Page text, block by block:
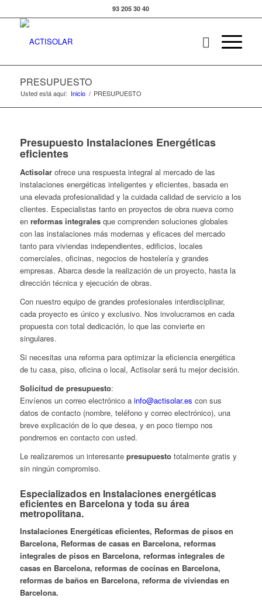
93 205 30 40
PRESUPUESTO
Usted está aquí: Inicio / PRESUPUESTO
Presupuesto Instalaciones Energéticas
eficientes
Actisolar ofrece una respuesta integral al mercado de las
instalaciones energéticas inteligentes y eficientes, basada en
una elevada profesionalidad y la cuidada calidad de servicio a los
clientes. Especialistas tanto en proyectos de obra nueva como
en reformas integralesque comprenden soluciones globales
con las instalaciones más modernas y eficaces del mercado
tanto para viviendas independientes, edificios, locales
comerciales, oficinas, negocios de hostelería y grandes
empresas. Abarca desde la realización de un proyecto, hasta la
dirección técnica y ejecución de obras.
Con nuestro equipo de grandes profesionales interdisciplinar,
cada proyecto es único y exclusivo. Nos involucramos en cada
propuesta con total dedicación, lo que las convierte en
singulares.
Si necesitas una reforma para optimizar la eficiencia energética
de tu casa, piso, oficina o local, Actisolar será tu mejor decisión.
Solicitud de presupuesto:
Envíenos un correo electrónico a info@actisolar.es con sus
datos de contacto (nombre, teléfono y correo electrónico), una
breve explicación de lo que desea, y en poco tiempo nos
pondremos en contacto con usted.
Le realizaremos un interesante presupuestototalmente gratis y
sin ningún compromiso.
Especializados en Instalaciones energéticas
eficientes en Barcelona y toda su área
metropolitana.
Instalaciones Energéticas eficientes, Reformas de pisos en
Barcelona, Reformas de casas en Barcelona, reformas
integrales de pisos en Barcelona, reformas integrales de
casas en Barcelona, reformas de cocinas en Barcelona,
reformas de baños en Barcelona, reforma de viviendas en
Barcelona.